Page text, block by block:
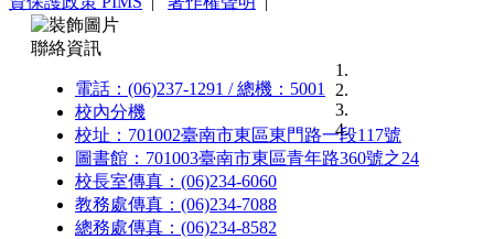
聯絡資訊
電話：(06)237-1291 / 總機：5001
校內分機
校址：701002臺南市東區東門路一段117號
圖書館：701003臺南市東區青年路360號之24
校長室傳真：(06)234-6060
教務處傳真：(06)234-7088
總務處傳真：(06)234-8582